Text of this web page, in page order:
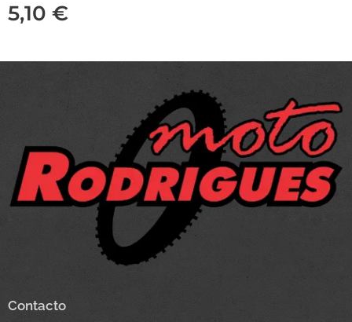
5,10 €
Contacto